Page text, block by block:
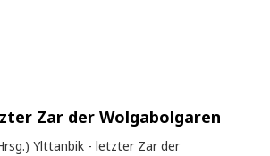
Zar der Wolgabolgaren
Ylttanbik - letzter Zar der